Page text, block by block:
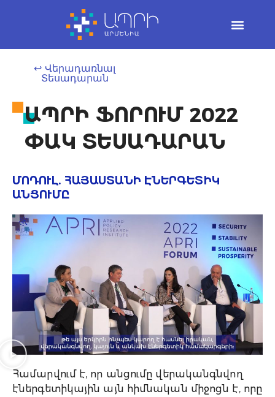
↩ Վերադառնալ
Տեսադարան
ԱՊՐԻ ՖՈՐՈՒՄ 2022
ՓԱԿ ՏԵՍԱԴԱՐԱՆ
ՄՈԴՈՒԼ. ՀԱՅԱՍՏԱՆԻ ԷՆԵՐԳԵՏԻԿ
ԱՆՑՈՒՄԸ
Համարվում է, որ անցումը վերականգնվող
էներգետիկային այն հիմնական միջոցն է, որը